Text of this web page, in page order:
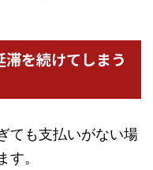
を続けてしまう
ても支払いがない場
。